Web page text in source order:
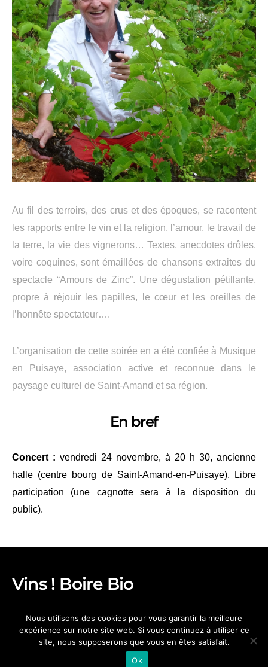
Au fil des terroirs, des crus et des époques, se racontent
les rapports entre le vin et la religion, l’amour, le travail de
la terre, la vie des vignerons… Textes, anecdotes drôles,
voire coquines, sont émaillées de chansons extraites du
spectacle “Amours de Zinc”. Une dégustation pétillante,
propre à réjouir les papilles, le cœur et les oreilles de
l’honnête spectateur….
L’organisation de cette soirée en a été confiée à Musique
en Puisaye, association active et reconnue dans le
paysage culturel de Saint-Amand et sa région.
En bref
Concert : vendredi 24 novembre, à 20 h 30, ancienne
halle (centre bourg de Saint-Amand-en-Puisaye). Libre
participation (une cagnotte sera à la disposition du
public).
Vins ! Boire Bio
MENTIONS LÉGALES
Association "Entre Terres et Bio"
Nous utilisons des cookies pour vous garantir la meilleure
expérience sur notre site web. Si vous continuez à utiliser ce
site, nous supposerons que vous en êtes satisfait.
Ok